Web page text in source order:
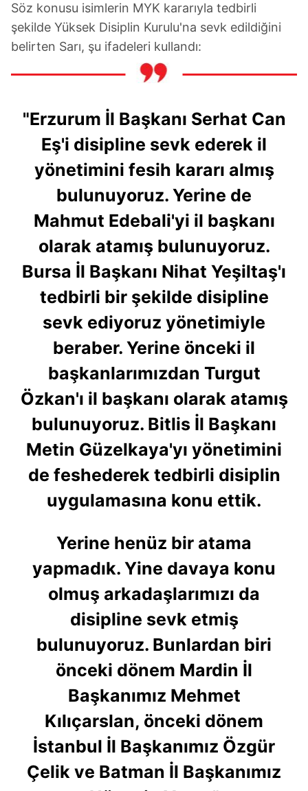
Söz konusu isimlerin MYK kararıyla tedbirli
şekilde Yüksek Disiplin Kurulu'na sevk edildiğini
belirten Sarı, şu ifadeleri kullandı:
"Erzurum İl Başkanı Serhat Can
Eş'i disipline sevk ederek il
yönetimini fesih kararı almış
bulunuyoruz. Yerine de
Mahmut Edebali'yi il başkanı
olarak atamış bulunuyoruz.
Bursa İl Başkanı Nihat Yeşiltaş'ı
tedbirli bir şekilde disipline
sevk ediyoruz yönetimiyle
beraber. Yerine önceki il
başkanlarımızdan Turgut
Özkan'ı il başkanı olarak atamış
bulunuyoruz. Bitlis İl Başkanı
Metin Güzelkaya'yı yönetimini
de feshederek tedbirli disiplin
uygulamasına konu ettik.
Yerine henüz bir atama
yapmadık. Yine davaya konu
olmuş arkadaşlarımızı da
disipline sevk etmiş
bulunuyoruz. Bunlardan biri
önceki dönem Mardin İl
Başkanımız Mehmet
Kılıçarslan, önceki dönem
İstanbul İl Başkanımız Özgür
Çelik ve Batman İl Başkanımız